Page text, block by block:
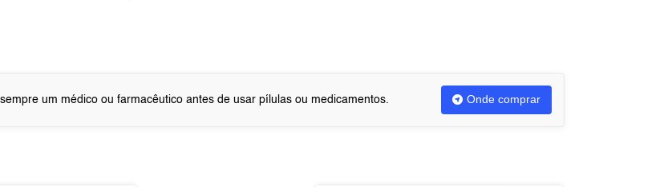
um médico ou farmacêutico antes de usar pílulas ou medicamentos. Onde comprar